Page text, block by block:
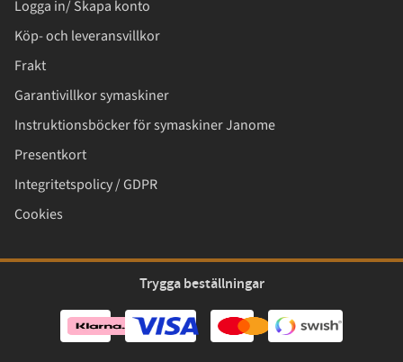
Logga in/ Skapa konto
Köp- och leveransvillkor
Frakt
Garantivillkor symaskiner
Instruktionsböcker för symaskiner Janome
Presentkort
Integritetspolicy / GDPR
Cookies
Trygga beställningar